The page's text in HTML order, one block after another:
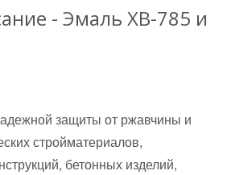
- Эмаль ХВ-785 и
защиты от ржавчины и
стройматериалов,
бетонных изделий,